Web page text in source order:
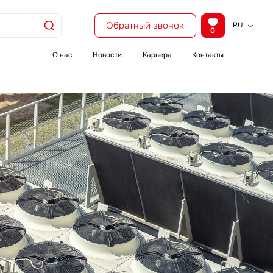
Обратный звонок 0
RU
О нас Новости Карьера Контакты